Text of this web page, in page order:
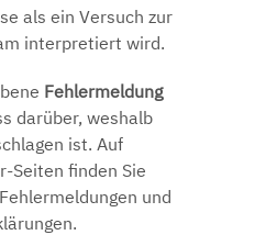
als ein Versuch zur
interpretiert wird.
Fehlermeldung
darüber, weshalb
ist. Auf
Seiten finden Sie
und